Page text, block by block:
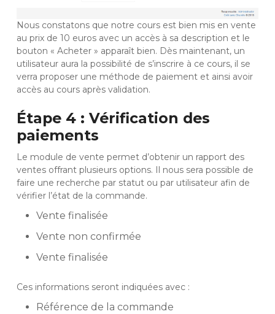
Nous constatons que notre cours est bien mis en vente
au prix de 10 euros avec un accès à sa description et le
bouton « Acheter » apparaît bien. Dès maintenant, un
utilisateur aura la possibilité de s’inscrire à ce cours, il se
verra proposer une méthode de paiement et ainsi avoir
accès au cours après validation.
Étape 4 : Vérification des
paiements
Le module de vente permet d’obtenir un rapport des
ventes offrant plusieurs options. Il nous sera possible de
faire une recherche par statut ou par utilisateur afin de
vérifier l’état de la commande.
Vente finalisée
Vente non confirmée
Vente finalisée
Ces informations seront indiquées avec :
Référence de la commande